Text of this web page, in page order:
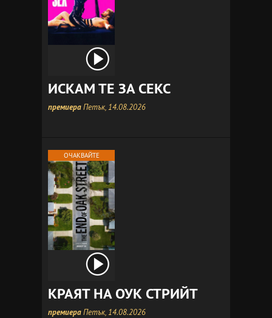
ИСКАМ ТЕ ЗА СЕКС
премиераПетък, 14.08.2026
ОЧАКВАЙТЕ
КРАЯТ НА ОУК СТРИЙТ
премиераПетък, 14.08.2026